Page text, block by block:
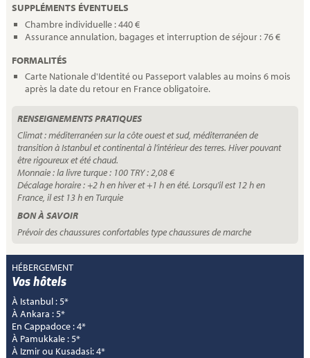
SUPPLÉMENTS ÉVENTUELS
Chambre individuelle : 440 €
Assurance annulation, bagages et interruption de séjour : 76 €
FORMALITÉS
Carte Nationale d'Identité ou Passeport valables au moins 6 mois
après la date du retour en France obligatoire.
RENSEIGNEMENTS PRATIQUES
Climat : méditerranéen sur la côte ouest et sud, méditerranéen de
transition à Istanbul et continental à l'intérieur des terres. Hiver pouvant
être rigoureux et été chaud.
Monnaie : la livre turque : 100 TRY : 2,08 €
Décalage horaire : +2 h en hiver et +1 h en été. Lorsqu'il est 12 h en
France, il est 13 h en Turquie
BON À SAVOIR
Prévoir des chaussures confortables type chaussures de marche
HÉBERGEMENT
Vos hôtels
À Istanbul : 5*
À Ankara : 5*
En Cappadoce : 4*
À Pamukkale : 5*
À Izmir ou Kusadasi: 4*